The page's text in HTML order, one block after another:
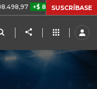
+$ 8.753,81 +2,19% TASA
SUSCRÍBASE